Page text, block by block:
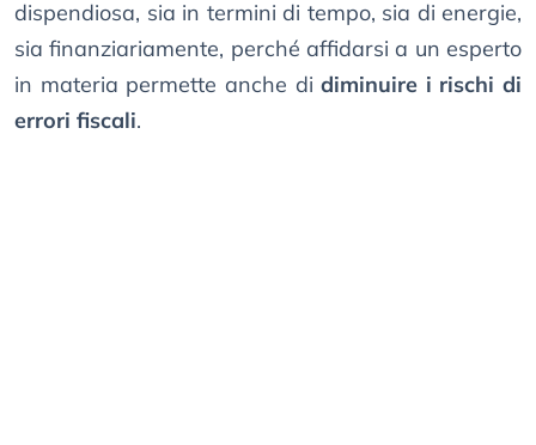
dispendiosa, sia in termini di tempo, sia di energie,
sia finanziariamente, perché affidarsi a un esperto
in materia permette anche didiminuire i rischi di
errori fiscali.